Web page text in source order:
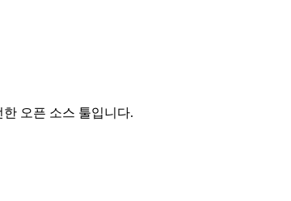
오픈 소스 툴입니다.